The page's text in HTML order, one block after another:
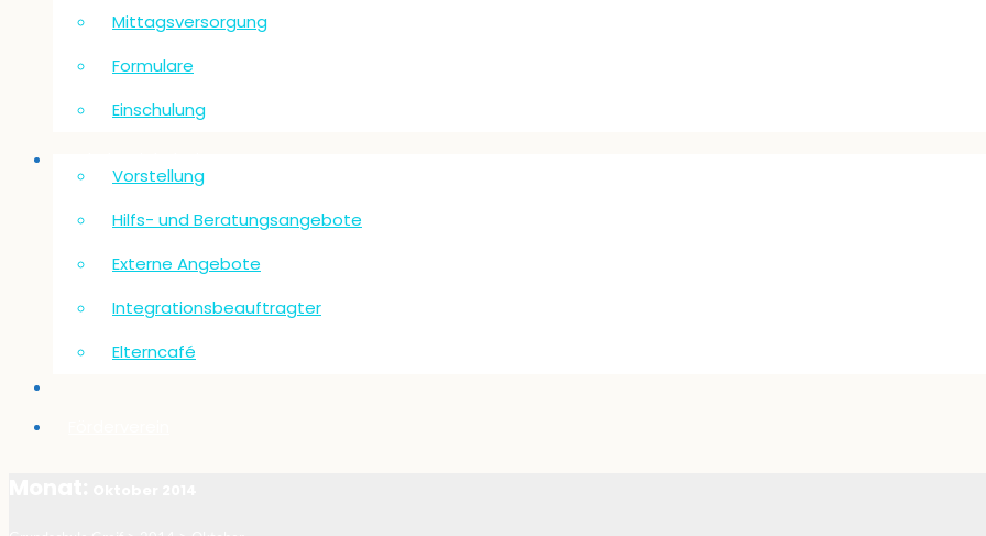
Mittagsversorgung
Formulare
Einschulung
Vorstellung
Hilfs- und Beratungsangebote
Externe Angebote
Integrationsbeauftragter
Elterncafé